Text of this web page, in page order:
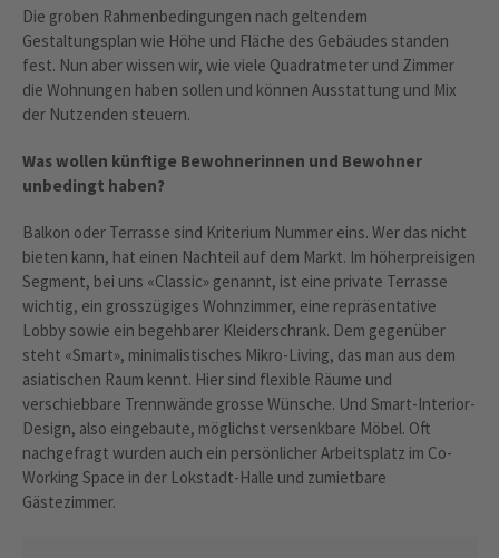
Die groben Rahmenbedingungen nach geltendem
Gestaltungsplan wie Höhe und Fläche des Gebäudes standen
fest. Nun aber wissen wir, wie viele Quadratmeter und Zimmer
die Wohnungen haben sollen und können Ausstattung und Mix
der Nutzenden steuern.
Was wollen künftige Bewohnerinnen und Bewohner
unbedingt haben?
Balkon oder Terrasse sind Kriterium Nummer eins. Wer das nicht
bieten kann, hat einen Nachteil auf dem Markt. Im höherpreisigen
Segment, bei uns «Classic» genannt, ist eine private Terrasse
wichtig, ein grosszügiges Wohnzimmer, eine repräsentative
Lobby sowie ein begehbarer Kleiderschrank. Dem gegenüber
steht «Smart», minimalistisches Mikro-Living, das man aus dem
asiatischen Raum kennt. Hier sind flexible Räume und
verschiebbare Trennwände grosse Wünsche. Und Smart-Interior-
Design, also eingebaute, möglichst versenkbare Möbel. Oft
nachgefragt wurden auch ein persönlicher Arbeitsplatz im Co-
Working Space in der Lokstadt-Halle und zumietbare
Gästezimmer.